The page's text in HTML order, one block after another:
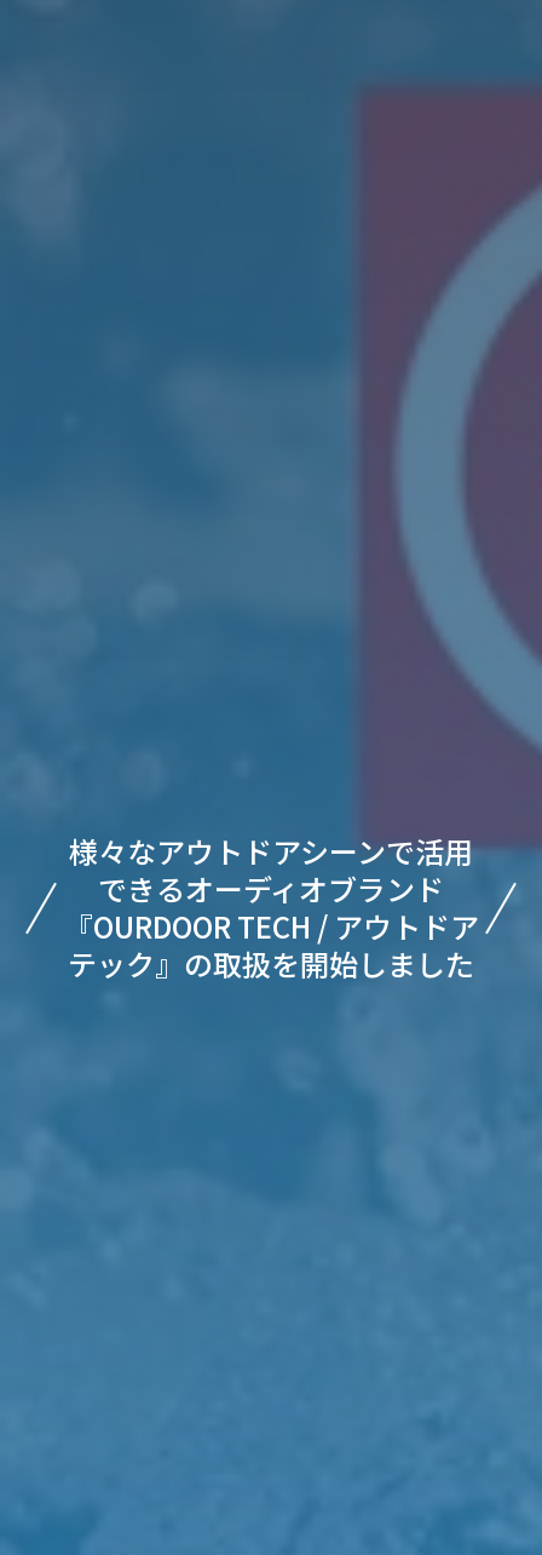
様々なアウトドアシーンで活用
できるオーディオブランド
『OURDOOR TECH / アウトドア
テック』の取扱を開始しました